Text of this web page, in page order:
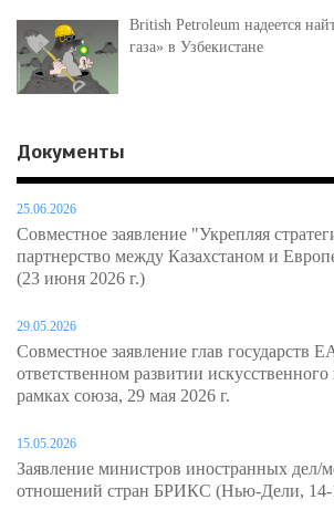
British Petroleum надеется
газа» в Узбекистане
Документы
25.06.2026
Совместное заявление "Укрепляя
партнерство между Казахстаном и
(23 июня 2026 г.)
29.05.2026
Совместное заявление глав государств
ответственном развитии искусственного
рамках союза, 29 мая 2026 г.
15.05.2026
Заявление министров иностранных дел/
отношений стран БРИКС (Нью-Дели, 14-